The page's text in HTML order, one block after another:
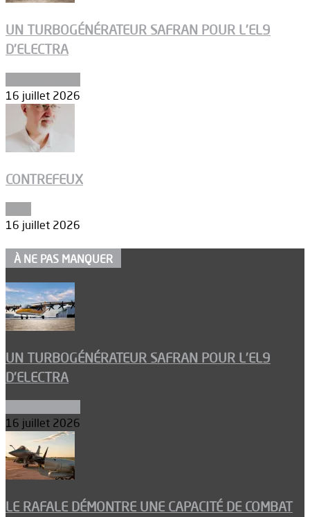
UN TURBOGÉNÉRATEUR SAFRAN POUR L’EL9
D’ELECTRA
16 juillet 2026
CONTREFEUX
16 juillet 2026
À NE PAS MANQUER
UN TURBOGÉNÉRATEUR SAFRAN POUR L’EL9
D’ELECTRA
16 juillet 2026
LE RAFALE DÉMONTRE UNE CAPACITÉ DE COMBAT